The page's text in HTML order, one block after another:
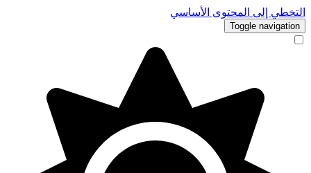
التخطي إلى المحتوى الأساسي
Toggle navigation